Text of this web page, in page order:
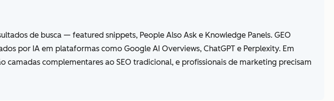
de busca — featured snippets, People Also Ask e Knowledge Panels. GEO
por IA em plataformas como Google AI Overviews, ChatGPT e Perplexity. Em
camadas complementares ao SEO tradicional, e profissionais de marketing precisam